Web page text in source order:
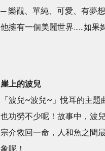
─ 樂觀、單純、可愛、有夢
他擁有一個美麗世界……如果
崖上的波兒
「波兒~波兒~」悅耳的主
也功勞不少呢！故事中，波
宗介救回一命，人和魚之間
象呢！